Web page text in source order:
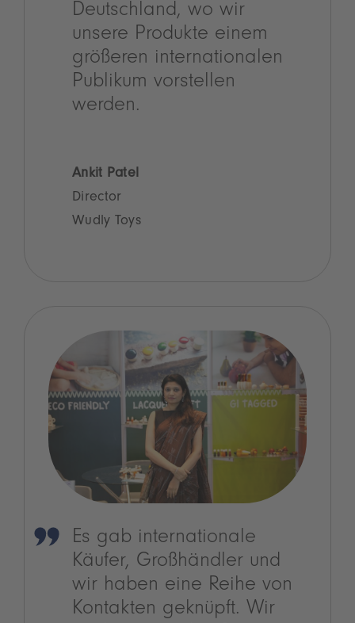
Deutschland, wo wir
unsere Produkte einem
größeren internationalen
Publikum vorstellen
werden.
Ankit Patel
Director
Wudly Toys
Es gab internationale
Käufer, Großhändler und
wir haben eine Reihe von
Kontakten geknüpft. Wir